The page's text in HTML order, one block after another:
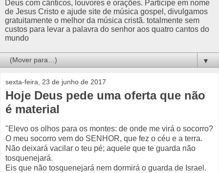
Deus com cânticos, louvores e orações. Participe em nome
de Jesus Cristo e ajude site de música gospel, divulgamos
gratuitamente o melhor da música cristã. totalmente sem
custos para levar a palavra do senhor aos quatro cantos do
mundo
▼
sexta-feira, 23 de junho de 2017
Hoje Deus pede uma oferta que não
é material
"Elevo os olhos para os montes: de onde me virá o socorro?
O meu socorro vem do SENHOR, que fez o céu e a terra.
Não deixará vacilar o teu pé; aquele que te guarda não
tosquenejará.
Eis que não tosquenejará nem dormirá o guarda de Israel.